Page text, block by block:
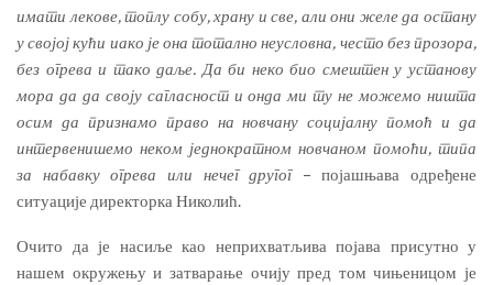
имати лекове, топлу собу, храну и све, али они желе да остану
у својој кући иако је она тотално неусловна, често без прозора,
без огрева и тако даље. Да би неко био смештен у установу
мора да да своју сагласност и онда ми ту не можемо ништа
осим да признамо право на новчану социјалну помоћ и да
интервенишемо неком једнократном новчаном помоћи, типа
за набавку огрева или нечег другог– појашњава одређене
ситуације директорка Николић.
Очито да је насиље као неприхватљива појава присутно у
нашем окружењу и затварање очију пред том чињеницом је